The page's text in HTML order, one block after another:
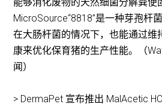
MicroSource“8818”是一种芽孢杆
在大肠杆菌的情况下，也能通过维
康来优化保育猪的生产性能。（
闻）
> DermaPet 宣布推出 MalAcetic